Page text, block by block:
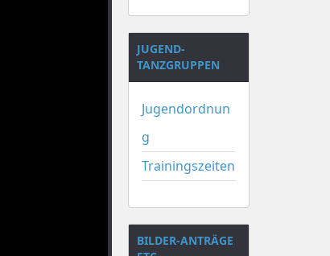
JUGEND-
TANZGRUPPEN
Jugendordnun
g
Trainingszeiten
BILDER-ANTRÄGE